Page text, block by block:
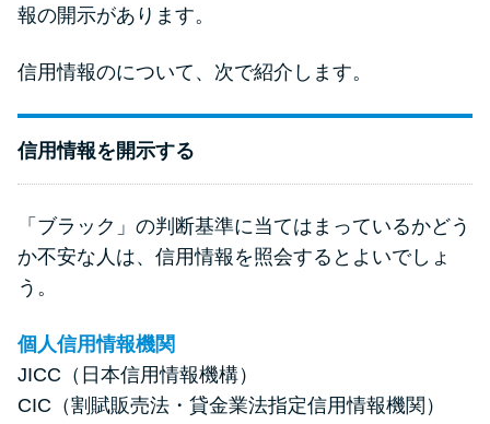
報の開示があります。
信用情報のについて、次で紹介します。
信用情報を開示する
「ブラック」の判断基準に当てはまっているかどう
か不安な人は、信用情報を照会するとよいでしょ
う。
個人信用情報機関
JICC（日本信用情報機構）
CIC（割賦販売法・貸金業法指定信用情報機関）